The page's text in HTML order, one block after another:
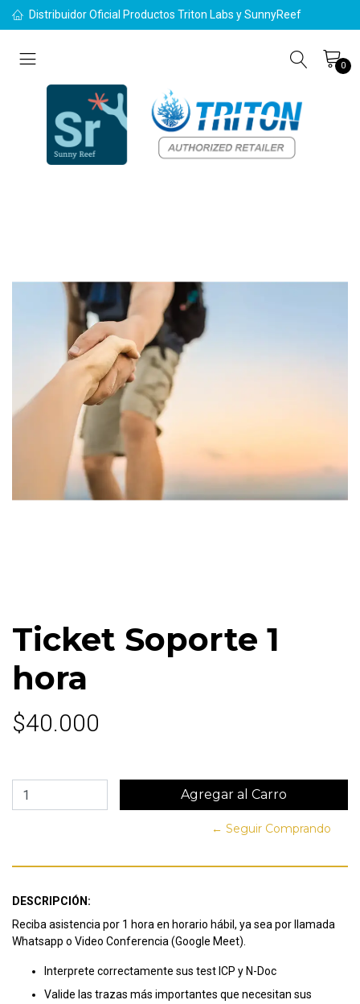
Distribuidor Oficial Productos Triton Labs y SunnyReef
0
Ticket Soporte 1
hora
$40.000
← Seguir Comprando
DESCRIPCIÓN:
Reciba asistencia por 1 hora en horario hábil, ya sea por llamada
Whatsapp o Video Conferencia (Google Meet).
Interprete correctamente sus test ICP y N-Doc
Valide las trazas más importantes que necesitan sus